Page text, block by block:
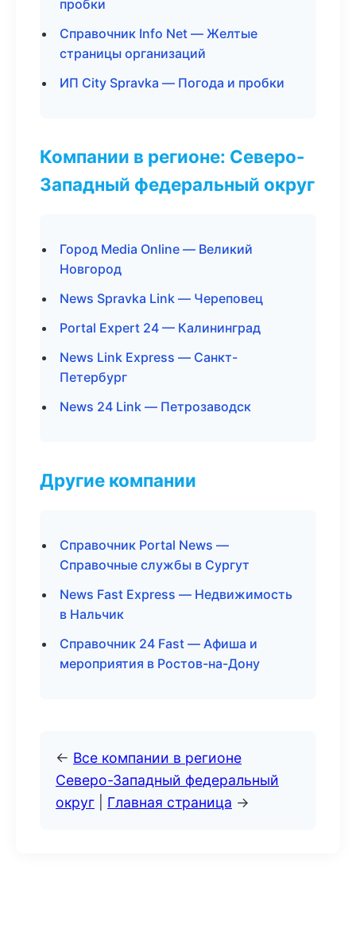
пробки
Справочник Info Net — Желтые
страницы организаций
ИП City Spravka — Погода и пробки
Компании в регионе: Северо-
Западный федеральный округ
Город Media Online — Великий
Новгород
News Spravka Link — Череповец
Portal Expert 24 — Калининград
News Link Express — Санкт-
Петербург
News 24 Link — Петрозаводск
Другие компании
Справочник Portal News —
Справочные службы в Сургут
News Fast Express — Недвижимость
в Нальчик
Справочник 24 Fast — Афиша и
мероприятия в Ростов-на-Дону
← Все компании в регионе
Северо-Западный федеральный
округ
Главная страница →